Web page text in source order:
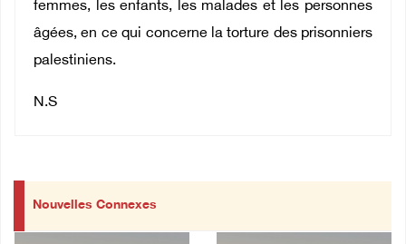
femmes, les enfants, les malades et les personnes
âgées, en ce qui concerne la torture des prisonniers
palestiniens.
N.S
Nouvelles Connexes